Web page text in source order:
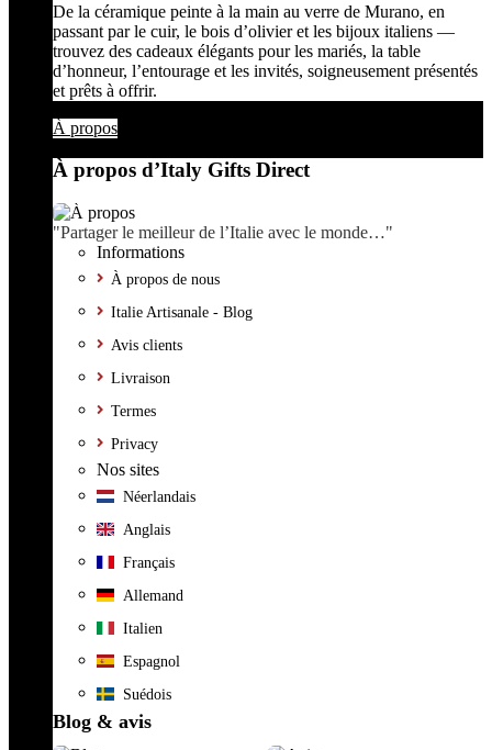
De la céramique peinte à la main au verre de Murano, en
passant par le cuir, le bois d’olivier et les bijoux italiens —
trouvez des cadeaux élégants pour les mariés, la table
d’honneur, l’entourage et les invités, soigneusement présentés
et prêts à offrir.
À propos
À propos d’Italy Gifts Direct
"Partager le meilleur de l’Italie avec le monde…"
Informations
À propos de nous
Italie Artisanale - Blog
Avis clients
Livraison
Termes
Privacy
Nos sites
Néerlandais
Anglais
Français
Allemand
Italien
Espagnol
Suédois
Blog & avis